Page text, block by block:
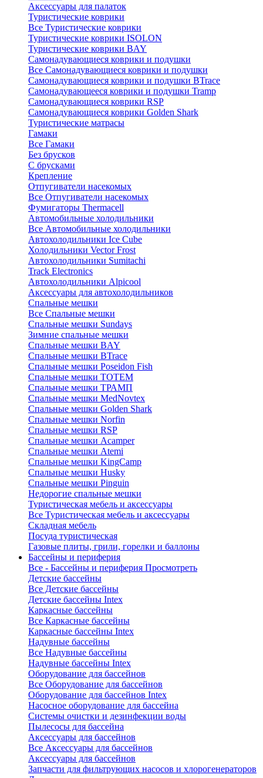
Аксессуары для палаток
Туристические коврики
Все Туристические коврики
Туристические коврики ISOLON
Туристические коврики BAY
Самонадувающиеся коврики и подушки
Все Самонадувающиеся коврики и подушки
Самонадувающиеся коврики и подушки BTrace
Самонадувающееся коврики и подушки Tramp
Самонадувающиеся коврики RSP
Самонадувающиеся коврики Golden Shark
Туристические матрасы
Гамаки
Все Гамаки
Без брусков
С брусками
Крепление
Отпугиватели насекомых
Все Отпугиватели насекомых
Фумигаторы Thermacell
Автомобильные холодильники
Все Автомобильные холодильники
Автохолодильники Ice Cube
Холодильники Vector Frost
Автохолодильники Sumitachi
Track Electronics
Автохолодильники Alpicool
Аксессуары для автохолодильников
Спальные мешки
Все Спальные мешки
Спальные мешки Sundays
Зимние спальные мешки
Спальные мешки BAY
Спальные мешки BTrace
Спальные мешки Poseidon Fish
Спальные мешки ТОТЕМ
Спальные мешки ТРАМП
Cпальные мешки MedNovtex
Спальные мешки Golden Shark
Спальные мешки Norfin
Спальные мешки RSP
Спальные мешки Acamper
Спальные мешки Atemi
Спальные мешки KingCamp
Спальные мешки Husky
Спальные мешки Pinguin
Недорогие спальные мешки
Туристическая мебель и аксессуары
Все Туристическая мебель и аксессуары
Складная мебель
Посуда туристическая
Газовые плиты, грили, горелки и баллоны
Бассейны и периферия
Все - Бассейны и периферия Просмотреть
Детские бассейны
Все Детские бассейны
Детские бассейны Intex
Каркасные бассейны
Все Каркасные бассейны
Каркасные бассейны Intex
Надувные бассейны
Все Надувные бассейны
Надувные бассейны Intex
Оборудование для бассейнов
Все Оборудование для бассейнов
Оборудование для бассейнов Intex
Насосное оборудование для бассейна
Системы очистки и дезинфекции воды
Пылесосы для бассейна
Аксессуары для бассейнов
Все Аксессуары для бассейнов
Аксессуары для бассейнов
Запчасти для фильтрующих насосов и хлорогенераторов